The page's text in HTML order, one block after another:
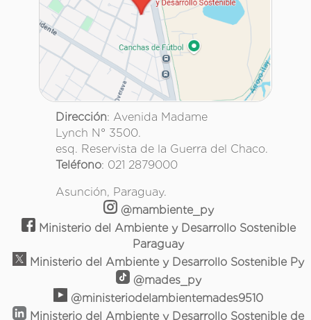
Dirección: Avenida Madame
Lynch N° 3500.
esq. Reservista de la Guerra del Chaco.
Teléfono: 021 2879000
Asunción, Paraguay.
@mambiente_py
Ministerio del Ambiente y Desarrollo Sostenible
Paraguay
Ministerio del Ambiente y Desarrollo Sostenible Py
@mades_py
@ministeriodelambientemades9510
Ministerio del Ambiente y Desarrollo Sostenible de